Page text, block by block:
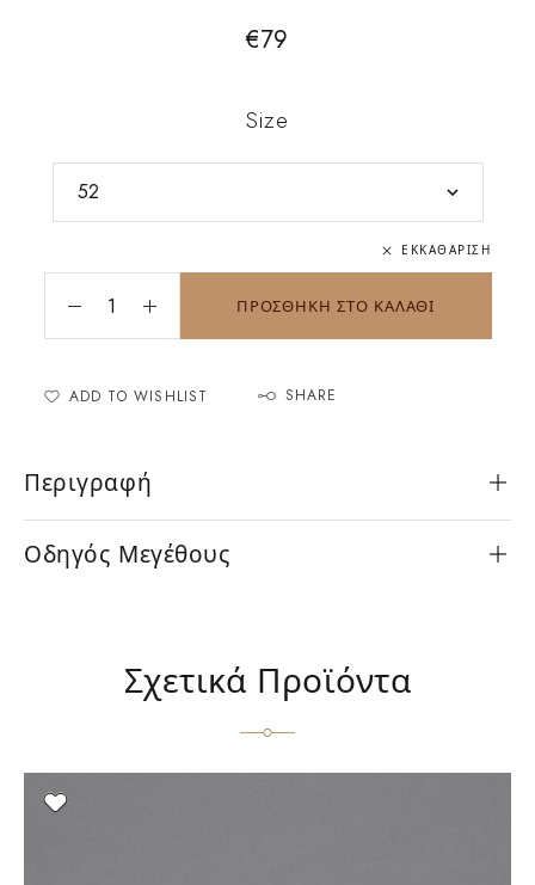
€79
Size
ΕΚΚΑΘΆΡΙΣΗ
ΠΡΟΣΘΗΚΗ ΣΤΟ ΚΑΛΑΘΙ
ADD TO WISHLIST SHARE
Περιγραφή
Οδηγός Μεγέθους
Σχετικά Προϊόντα